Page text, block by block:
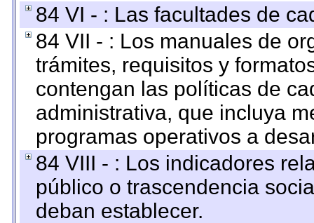
84 VI - : Las facultades de
84 VII - : Los manuales de
trámites, requisitos y
contengan las políticas de
administrativa, que incluya
programas operativos a
84 VIII - : Los indicadores
público o trascendencia
deban establecer.